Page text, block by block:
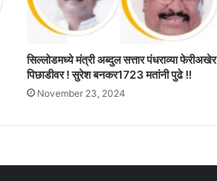
सिल्लोडमध्ये मंत्री अब्दुल सत्तार पंधराव्या फेरीअखेर
पिछाडीवर ! सुरेश बनकर1723 मतांनी पुढे !!
November 23, 2024